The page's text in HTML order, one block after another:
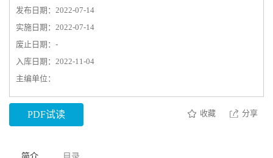
发布日期：2022-07-14
实施日期：2022-07-14
废止日期：-
入库日期：2022-11-04
主编单位：
PDF试读 收藏 分享